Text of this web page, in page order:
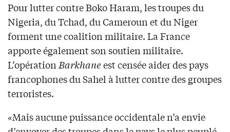
Pour lutter contre Boko Haram, les troupes du
Nigeria, du Tchad, du Cameroun et du Niger
forment une coalition militaire. La France
apporte également son soutien militaire.
L’opérationBarkhaneest censée aider des pays
francophones du Sahel à lutter contre des groupes
terroristes.
«Mais aucune puissance occidentale n’a envie